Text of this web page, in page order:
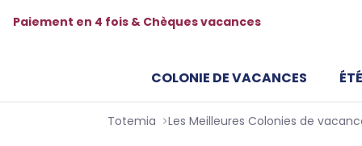
Paiement en 4 fois & Chèques vacances
COLONIE DE VACANCES
Totemia